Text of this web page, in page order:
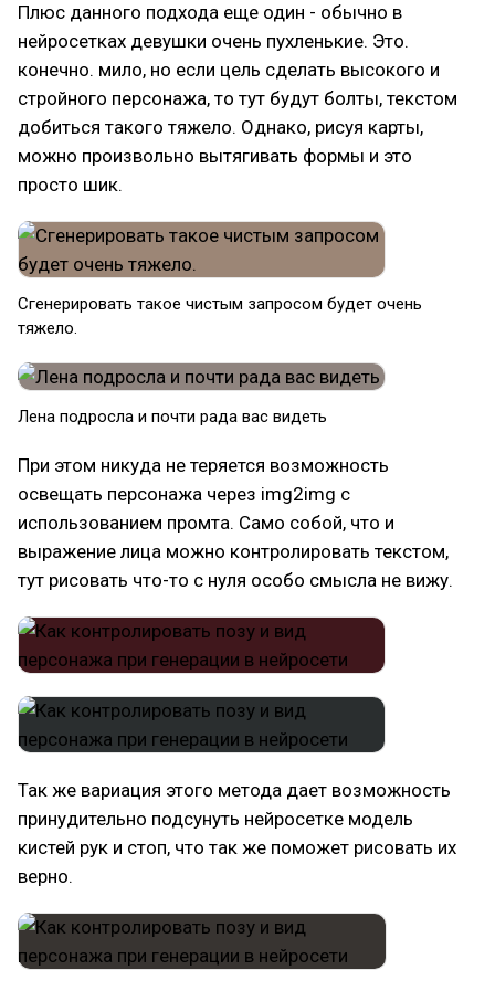
Плюс данного подхода еще один - обычно в
нейросетках девушки очень пухленькие. Это.
конечно. мило, но если цель сделать высокого и
стройного персонажа, то тут будут болты, текстом
добиться такого тяжело. Однако, рисуя карты,
можно произвольно вытягивать формы и это
просто шик.
Сгенерировать такое чистым запросом будет очень
тяжело.
Лена подросла и почти рада вас видеть
При этом никуда не теряется возможность
освещать персонажа через img2img с
использованием промта. Само собой, что и
выражение лица можно контролировать текстом,
тут рисовать что-то с нуля особо смысла не вижу.
Так же вариация этого метода дает возможность
принудительно подсунуть нейросетке модель
кистей рук и стоп, что так же поможет рисовать их
верно.